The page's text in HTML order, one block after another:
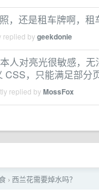
，还是租车牌啊，租
replied bygeekdonie
人对亮光很敏感，无
，只能满足部分
replied byMossFox
› 西兰花需要焯水吗？